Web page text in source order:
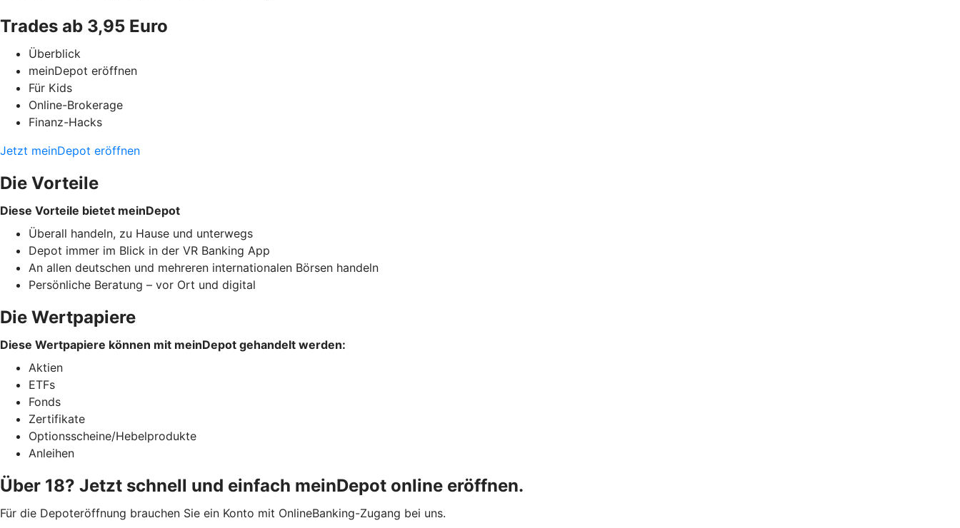
Trades ab 3,95 Euro
Überblick
meinDepot eröffnen
Für Kids
Online-Brokerage
Finanz-Hacks
Jetzt meinDepot eröffnen
Die Vorteile
Diese Vorteile bietet meinDepot
Überall handeln, zu Hause und unterwegs
Depot immer im Blick in der VR Banking App
An allen deutschen und mehreren internationalen Börsen handeln
Persönliche Beratung – vor Ort und digital
Die Wertpapiere
Diese Wertpapiere können mit meinDepot gehandelt werden:
Aktien
ETFs
Fonds
Zertifikate
Optionsscheine/Hebelprodukte
Anleihen
Über 18? Jetzt schnell und einfach meinDepot online eröffnen.
Für die Depoteröffnung brauchen Sie ein Konto mit OnlineBanking-Zugang bei uns.